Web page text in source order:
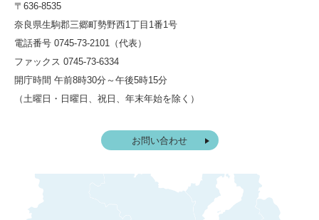
〒636-8535
奈良県生駒郡三郷町勢野西1丁目1番1号
電話番号 0745-73-2101（代表）
ファックス 0745-73-6334
開庁時間 午前8時30分～午後5時15分
（土曜日・日曜日、祝日、年末年始を除く）
お問い合わせ